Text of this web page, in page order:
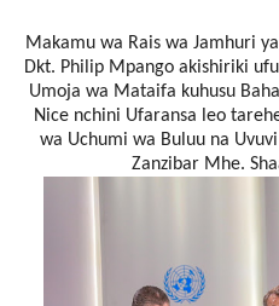
Makamu wa Rais wa Jamhuri
Dkt. Philip Mpango akishiriki
Umoja wa Mataifa kuhusu
Nice nchini Ufaransa leo
wa Uchumi wa Buluu na
Zanzibar Mhe.